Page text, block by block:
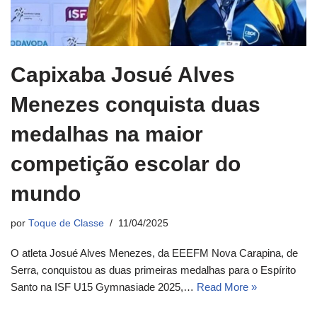
Capixaba Josué Alves
Menezes conquista duas
medalhas na maior
competição escolar do
mundo
por Toque de Classe 11/04/2025
O atleta Josué Alves Menezes, da EEEFM Nova Carapina, de
Serra, conquistou as duas primeiras medalhas para o Espírito
Santo na ISF U15 Gymnasiade 2025,… Read More »